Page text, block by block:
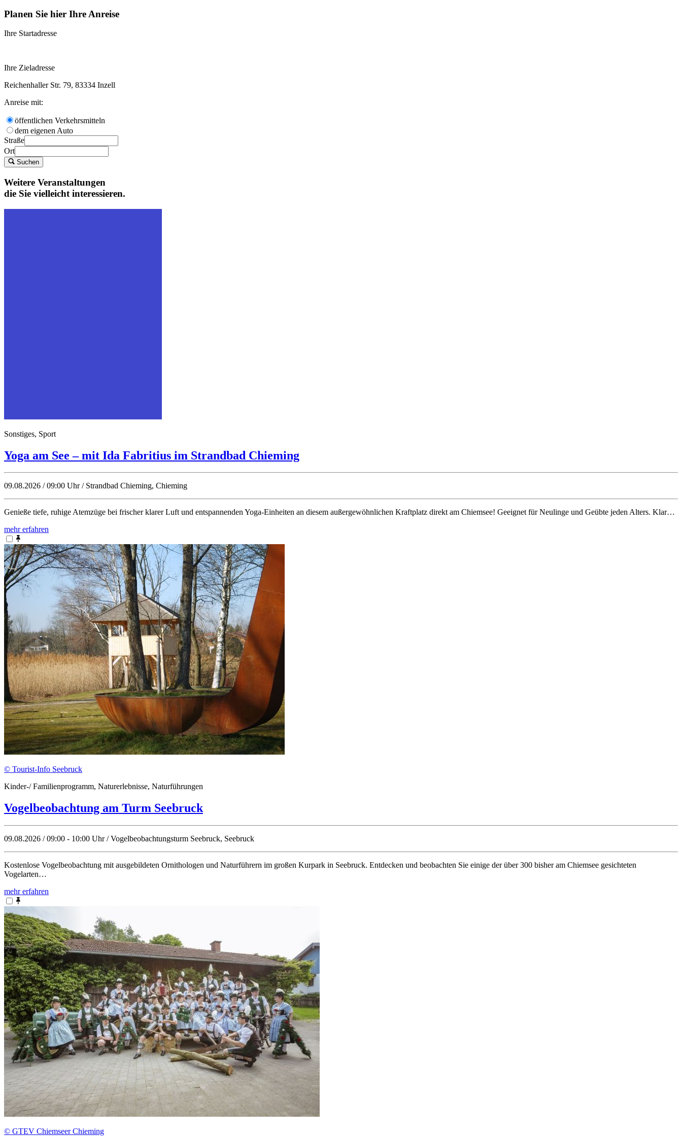
Planen Sie hier Ihre Anreise
Ihre Startadresse
Ihre Zieladresse
Reichenhaller Str. 79, 83334 Inzell
Anreise mit:
öffentlichen Verkehrsmitteln
dem eigenen Auto
Straße
Ort
Suchen
Weitere Veranstaltungen
die Sie vielleicht interessieren.
Sonstiges, Sport
Yoga am See – mit Ida Fabritius im Strandbad Chieming
09.08.2026 / 09:00 Uhr / Strandbad Chieming, Chieming
Genieße tiefe, ruhige Atemzüge bei frischer klarer Luft und entspannenden Yoga-Einheiten an diesem außergewöhnlichen Kraftplatz direkt am Chiemsee! Geeignet für Neulinge und Geübte jeden Alters. Klar…
mehr erfahren
© Tourist-Info Seebruck
Kinder-/ Familienprogramm, Naturerlebnisse, Naturführungen
Vogelbeobachtung am Turm Seebruck
09.08.2026 / 09:00 - 10:00 Uhr / Vogelbeobachtungsturm Seebruck, Seebruck
Kostenlose Vogelbeobachtung mit ausgebildeten Ornithologen und Naturführern im großen Kurpark in Seebruck. Entdecken und beobachten Sie einige der über 300 bisher am Chiemsee gesichteten
Vogelarten…
mehr erfahren
© GTEV Chiemseer Chieming